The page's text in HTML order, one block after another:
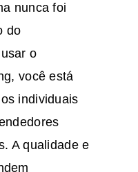
nunca foi
do
o
você está
individuais
A qualidade e